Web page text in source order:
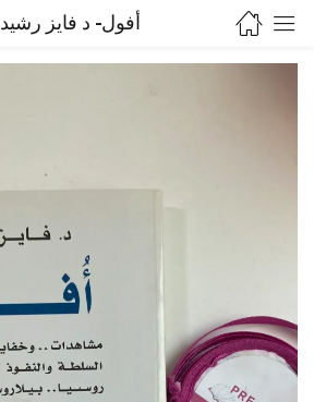
أفول- د فايز رشيد
Sign in
Remember me
Log in